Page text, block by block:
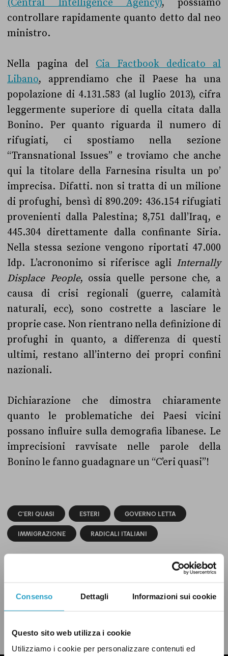
Consenso Dettagli Informazioni sui cookie
Questo sito web utilizza i cookie
Utilizziamo i cookie per personalizzare contenuti ed
(Central Intelligence Agency), possiamo
controllare rapidamente quanto detto dal neo
ministro.
Nella pagina del Cia Factbook dedicato al
Libano, apprendiamo che il Paese ha una
popolazione di 4.131.583 (al luglio 2013), cifra
leggermente superiore di quella citata dalla
Bonino. Per quanto riguarda il numero di
rifugiati, ci spostiamo nella sezione
“Transnational Issues” e troviamo che anche
qui la titolare della Farnesina risulta un po’
imprecisa. Difatti. non si tratta di un milione
di profughi, bensì di 890.209: 436.154 rifugiati
provenienti dalla Palestina; 8,751 dall’Iraq, e
445.304 direttamente dalla confinante Siria.
Nella stessa sezione vengono riportati 47.000
Idp. L’acrononimo si riferisce agli Internally
Displace People, ossia quelle persone che, a
causa di crisi regionali (guerre, calamità
naturali, ecc), sono costrette a lasciare le
proprie case. Non rientrano nella definizione di
profughi in quanto, a differenza di questi
ultimi, restano all’interno dei propri confini
nazionali.
Dichiarazione che dimostra chiaramente
quanto le problematiche dei Paesi vicini
possano influire sulla demografia libanese. Le
imprecisioni ravvisate nelle parole della
Bonino le fanno guadagnare un “C’eri quasi”!
C'ERI QUASI ESTERI GOVERNO LETTA
IMMIGRAZIONE RADICALI ITALIANI
CONDIVIDI
facebook
twitterwhatsapp
emailbluesky
LEGGI LA NOSTRA POLITICA DELLE CORREZIONI